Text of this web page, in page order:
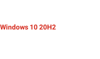
10 20H2